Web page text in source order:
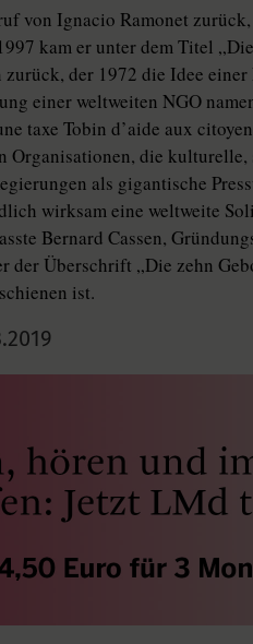
von Ignacio Ramonet
kam er unter dem Titel
zurück, der 1972 die Idee
einer weltweiten NGO
taxe Tobin d’aide aux
Organisationen, die
als gigantische
wirksam eine weltweite
Bernard Cassen,
der Überschrift „Die zehn
ist.